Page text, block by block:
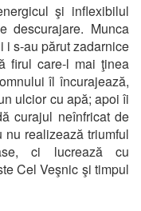
şi inflexibilul
descurajare. Munca
i s-au părut zadarnice
firul care-l mai ţinea
îl încurajează,
ulcior cu apă; apoi îi
curajul neînfricat de
realizează triumful
ci lucrează cu
Cel Veşnic şi timpul